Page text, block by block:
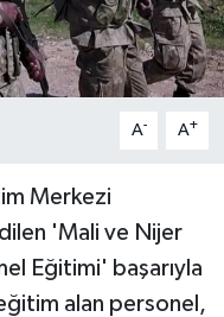
A- A+
Merkezi
'Mali ve Nijer
Eğitimi' başarıyla
alan personel,